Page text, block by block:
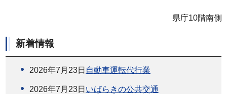
県庁10階南側
新着情報
2026年7月23日 自動車運転代行業
2026年7月23日 いばらきの公共交通